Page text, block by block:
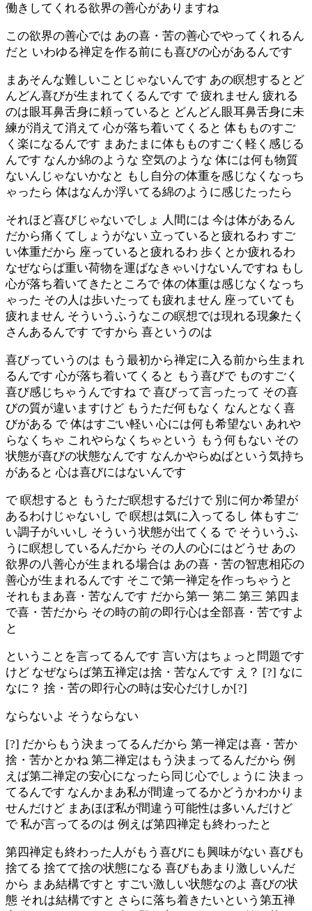
働きしてくれる欲界の善心がありますね
この欲界の善心では あの喜・苦の善心でやってくれるん
だと いわゆる禅定を作る前にも喜びの心があるんです
まあそんな難しいことじゃないんです あの瞑想するとど
んどん喜びが生まれてくるんです で 疲れません 疲れる
のは眼耳鼻舌身に頼っていると どんどん眼耳鼻舌身に未
練が消えて消えて 心が落ち着いてくると 体もものすご
く楽になるんです まあたまに体もものすごく軽く感じる
んです なんか綿のような 空気のような 体には何も物質
ないんじゃないかなと もし自分の体重を感じなくなっち
ゃったら 体はなんか浮いてる綿のように感じたったら
それほど喜びじゃないでしょ 人間には 今は体があるん
だから痛くてしょうがない 立っていると疲れるわ すご
い体重だから 座っていると疲れるわ 歩くとか疲れるわ
なぜならば重い荷物を運ばなきゃいけないんですね もし
心が落ち着いてきたところで 体の体重は感じなくなっち
ゃった その人は歩いたっても疲れません 座っていても
疲れません そういうふうなこの瞑想では現れる現象たく
さんあるんです ですから 喜というのは
喜びっていうのは もう最初から禅定に入る前から生まれ
るんです 心が落ち着いてくると もう喜びで ものすごく
喜び感じちゃうんですね で 喜びって言ったって その喜
びの質が違いますけど もうただ何もなく なんとなく喜
びがある で 体はすごい軽い 心には何も希望ない あれや
らなくちゃ これやらなくちゃという もう何もない その
状態が喜びの状態なんです なんかやらぬばという気持ち
があると 心は喜びにはないんです
で 瞑想すると もうただ瞑想するだけで 別に何か希望が
あるわけじゃないし で 瞑想は気に入ってるし 体もすご
い調子がいいし そういう状態が出てくる で そういうふ
うに瞑想しているんだから その人の心にはどうせ あの
欲界の八善心が生まれる場合は あの喜・苦の智恵相応の
善心が生まれるんです そこで第一禅定を作っちゃうと
それもまあ喜・苦なんです だから第一 第二 第三 第四ま
で喜・苦だから その時の前の即行心は全部喜・苦ですよ
と
ということを言ってるんです 言い方はちょっと問題です
けど なぜならば第五禅定は捨・苦なんです え？ [?] なに
なに？ 捨・苦の即行心の時は安心だけしか[?]
ならないよ そうならない
[?] だからもう決まってるんだから 第一禅定は喜・苦か
捨・苦かとかね 第二禅定はもう決まってるんだから 例
えば第二禅定の安心になったら同じ心でしょうに 決まっ
てるんです なんかまあ私が間違ってるかどうかわかりま
せんだけど まあほぼ私が間違う可能性は多いんだけど
で 私が言ってるのは 例えば第四禅定も終わったと
第四禅定も終わった人がもう喜びにも興味がない 喜びも
捨てる 捨てて捨の状態になる 喜びもあまり激しいんだ
から まあ結構ですと すごい激しい状態なのよ 喜びの状
態 それは結構ですと さらに落ち着きたいという第五禅